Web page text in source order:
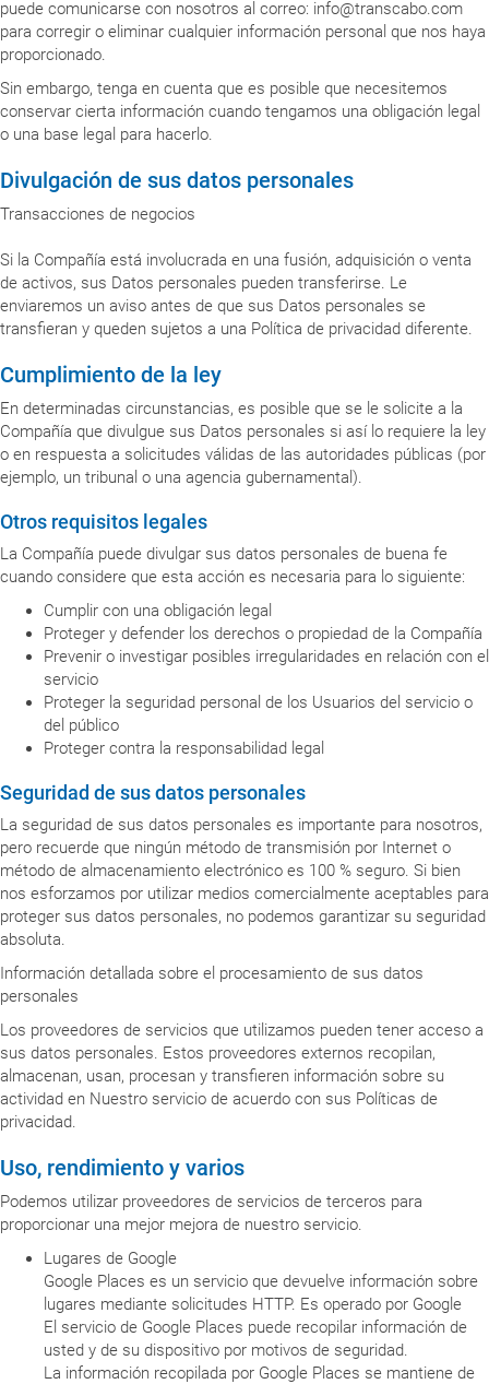
puede comunicarse con nosotros al correo: info@transcabo.com
para corregir o eliminar cualquier información personal que nos haya
proporcionado.
Sin embargo, tenga en cuenta que es posible que necesitemos
conservar cierta información cuando tengamos una obligación legal
o una base legal para hacerlo.
Divulgación de sus datos personales
Transacciones de negocios
Si la Compañía está involucrada en una fusión, adquisición o venta
de activos, sus Datos personales pueden transferirse. Le
enviaremos un aviso antes de que sus Datos personales se
transfieran y queden sujetos a una Política de privacidad diferente.
Cumplimiento de la ley
En determinadas circunstancias, es posible que se le solicite a la
Compañía que divulgue sus Datos personales si así lo requiere la ley
o en respuesta a solicitudes válidas de las autoridades públicas (por
ejemplo, un tribunal o una agencia gubernamental).
Otros requisitos legales
La Compañía puede divulgar sus datos personales de buena fe
cuando considere que esta acción es necesaria para lo siguiente:
Cumplir con una obligación legal
Proteger y defender los derechos o propiedad de la Compañía
Prevenir o investigar posibles irregularidades en relación con el
servicio
Proteger la seguridad personal de los Usuarios del servicio o
del público
Proteger contra la responsabilidad legal
Seguridad de sus datos personales
La seguridad de sus datos personales es importante para nosotros,
pero recuerde que ningún método de transmisión por Internet o
método de almacenamiento electrónico es 100 % seguro. Si bien
nos esforzamos por utilizar medios comercialmente aceptables para
proteger sus datos personales, no podemos garantizar su seguridad
absoluta.
Información detallada sobre el procesamiento de sus datos
personales
Los proveedores de servicios que utilizamos pueden tener acceso a
sus datos personales. Estos proveedores externos recopilan,
almacenan, usan, procesan y transfieren información sobre su
actividad en Nuestro servicio de acuerdo con sus Políticas de
privacidad.
Uso, rendimiento y varios
Podemos utilizar proveedores de servicios de terceros para
proporcionar una mejor mejora de nuestro servicio.
Lugares de Google
Google Places es un servicio que devuelve información sobre
lugares mediante solicitudes HTTP. Es operado por Google
El servicio de Google Places puede recopilar información de
usted y de su dispositivo por motivos de seguridad.
La información recopilada por Google Places se mantiene de